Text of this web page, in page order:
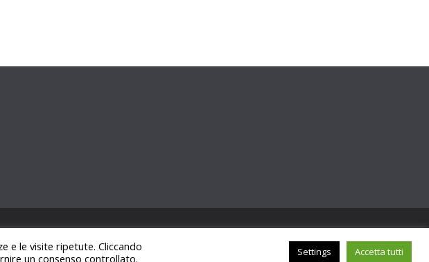
e le visite ripetute. Cliccando
un consenso controllato.
Settings Accetta tutti